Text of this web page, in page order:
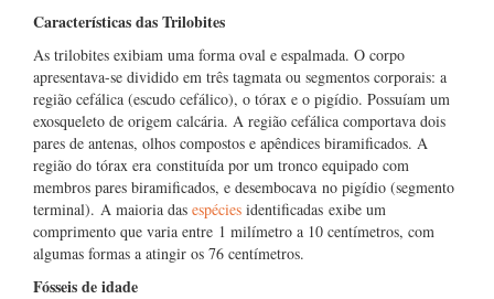
Características das Trilobites
As trilobites exibiam uma forma oval e espalmada. O corpo
apresentava-se dividido em três tagmata ou segmentos corporais: a
região cefálica (escudo cefálico), o tórax e o pigídio. Possuíam um
exosqueleto de origem calcária. A região cefálica comportava dois
pares de antenas, olhos compostos e apêndices biramificados. A
região do tórax era constituída por um tronco equipado com
membros pares biramificados, e desembocava no pigídio (segmento
terminal). A maioria das espécies identificadas exibe um
comprimento que varia entre 1 milímetro a 10 centímetros, com
algumas formas a atingir os 76 centímetros.
Fósseis de idade